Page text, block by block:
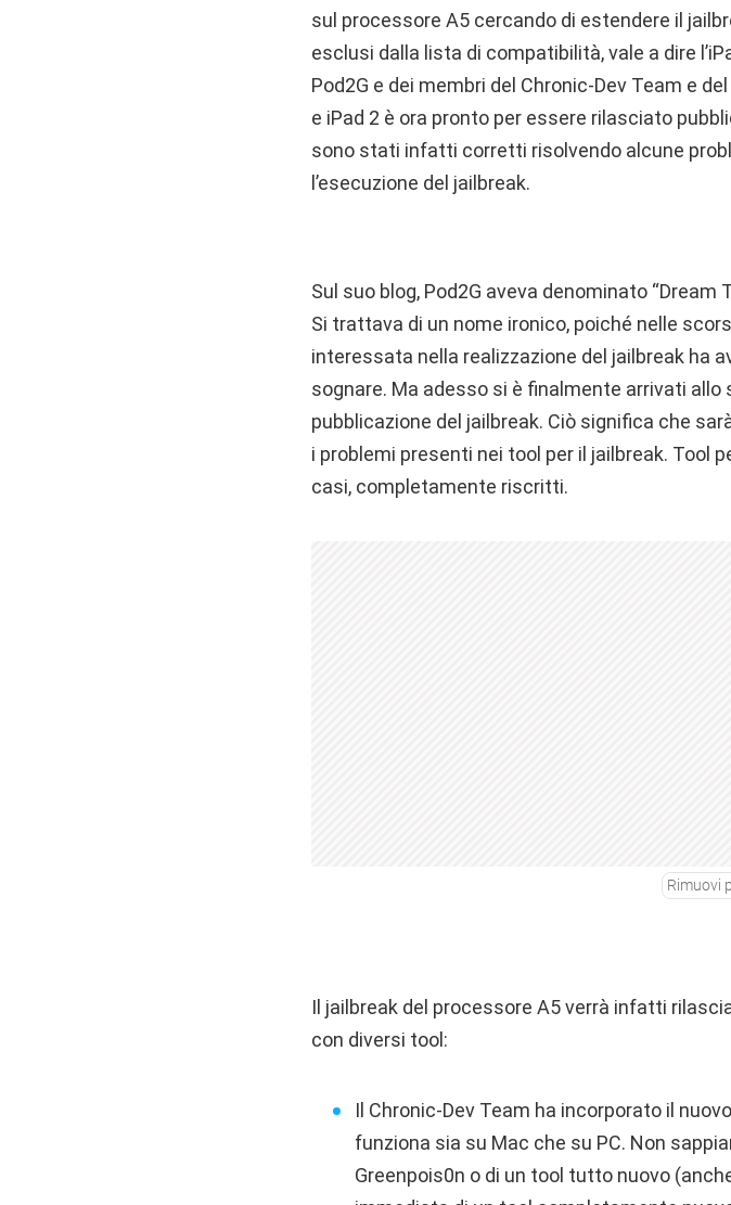
sul processore A5 cercando di estendere il
esclusi dalla lista di compatibilità, vale a dire
Pod2G e dei membri del Chronic-Dev Team e
e iPad 2 è ora pronto per essere rilasciato
sono stati infatti corretti risolvendo alcune
l’esecuzione del jailbreak.
Sul suo blog, Pod2G aveva denominato “Dream
Si trattava di un nome ironico, poiché nelle
interessata nella realizzazione del jailbreak ha
sognare. Ma adesso si è finalmente arrivati
pubblicazione del jailbreak. Ciò significa che
i problemi presenti nei tool per il jailbreak. Tool
casi, completamente riscritti.
Rimuovi
Il jailbreak del processore A5 verrà infatti
con diversi tool:
Il Chronic-Dev Team ha incorporato il
funziona sia su Mac che su PC. Non
Greenpois0n o di un tool tutto nuovo